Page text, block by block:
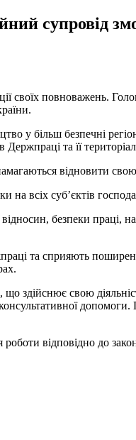
супровід
своїх повноважень.
у більш безпечні
та її
відновити
всіх суб’єктів
безпеки
та сприяють
здійснює свою
роботи відповідно до